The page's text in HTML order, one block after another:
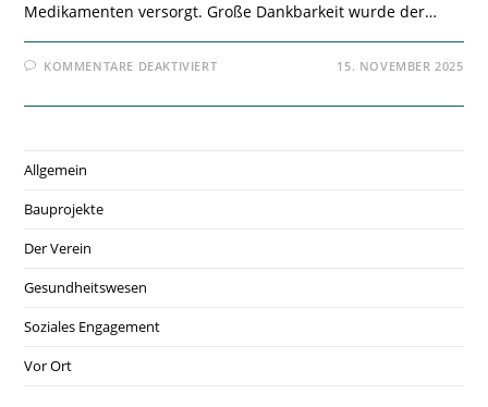
Medikamenten versorgt. Große Dankbarkeit wurde der…
KOMMENTARE DEAKTIVIERTFÜR
BEENDET
15. NOVEMBER 2025
Allgemein
Bauprojekte
Der Verein
Gesundheitswesen
Soziales Engagement
Vor Ort